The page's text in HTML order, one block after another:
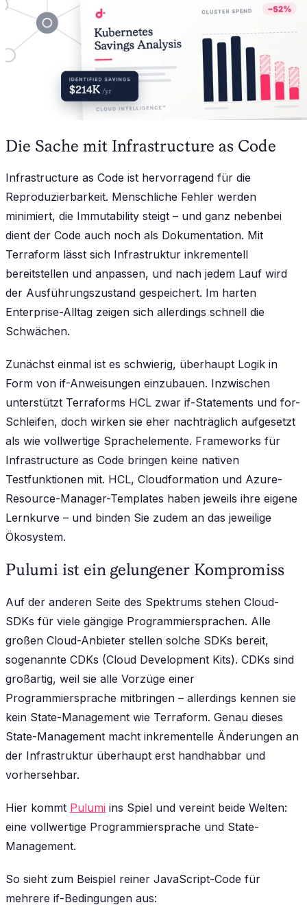
Die Sache mit Infrastructure as Code
Infrastructure as Code ist hervorragend für die
Reproduzierbarkeit. Menschliche Fehler werden
minimiert, die Immutability steigt – und ganz nebenbei
dient der Code auch noch als Dokumentation. Mit
Terraform lässt sich Infrastruktur inkrementell
bereitstellen und anpassen, und nach jedem Lauf wird
der Ausführungszustand gespeichert. Im harten
Enterprise-Alltag zeigen sich allerdings schnell die
Schwächen.
Zunächst einmal ist es schwierig, überhaupt Logik in
Form von if-Anweisungen einzubauen. Inzwischen
unterstützt Terraforms HCL zwar if-Statements und for-
Schleifen, doch wirken sie eher nachträglich aufgesetzt
als wie vollwertige Sprachelemente. Frameworks für
Infrastructure as Code bringen keine nativen
Testfunktionen mit. HCL, Cloudformation und Azure-
Resource-Manager-Templates haben jeweils ihre eigene
Lernkurve – und binden Sie zudem an das jeweilige
Ökosystem.
Pulumi ist ein gelungener Kompromiss
Auf der anderen Seite des Spektrums stehen Cloud-
SDKs für viele gängige Programmiersprachen. Alle
großen Cloud-Anbieter stellen solche SDKs bereit,
sogenannte CDKs (Cloud Development Kits). CDKs sind
großartig, weil sie alle Vorzüge einer
Programmiersprache mitbringen – allerdings kennen sie
kein State-Management wie Terraform. Genau dieses
State-Management macht inkrementelle Änderungen an
der Infrastruktur überhaupt erst handhabbar und
vorhersehbar.
Hier kommt Pulumi ins Spiel und vereint beide Welten:
eine vollwertige Programmiersprache und State-
Management.
So sieht zum Beispiel reiner JavaScript-Code für
mehrere if-Bedingungen aus: